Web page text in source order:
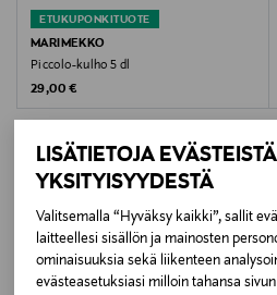
LISÄTIETOJA
YKSITYISYYDESTÄ
Valitsemalla “Hyväksy kaikki”, sallit
laitteellesi sisällön ja mainosten
ominaisuuksia sekä liikenteen
evästeasetuksiasi milloin tahansa
120 VALKOINEN, ORANSSI
Koko
5 dl
Valmistusmaa
Thaimaa
Valmistajan tuotenumero
73580
ETUKUPONKITUOTE
MARIMEKKO
Piccolo-kulho 5 dl
Original Price
29,00 €
LISÄÄ
TUOTTEITA